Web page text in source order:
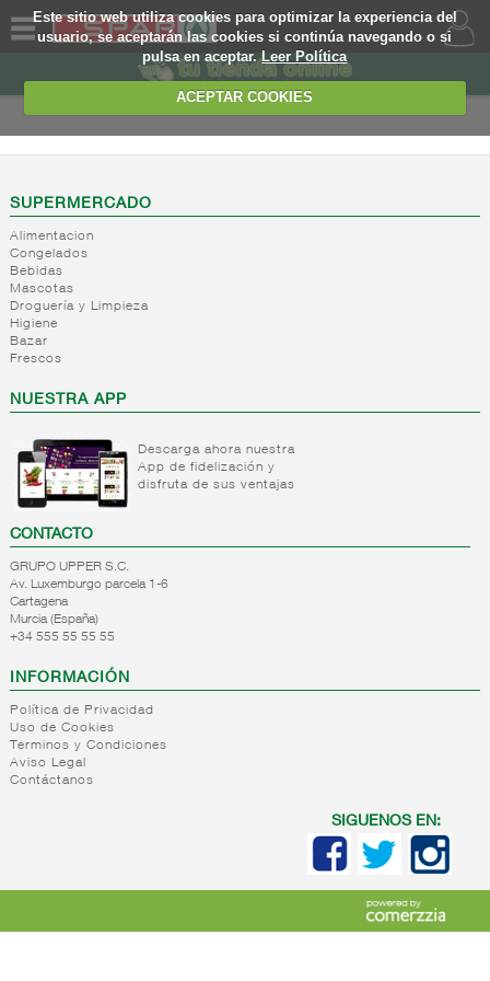
Este sitio web utiliza cookies para optimizar la experiencia del
usuario, se aceptarán las cookies si continúa navegando o si
pulsa en aceptar.Leer Política
ACEPTAR COOKIES
SOMOS
WEB
EJEMPLO
SUPERMERCADO
Alimentacion
Congelados
Bebidas
Mascotas
Droguería y Limpieza
Higiene
Bazar
Frescos
NUESTRA APP
Descarga ahora nuestra
App de fidelización y
disfruta de sus ventajas
CONTACTO
GRUPO UPPER S.C.
Av. Luxemburgo parcela 1-6
Cartagena
Murcia (España)
+34 555 55 55 55
INFORMACIÓN
Política de Privacidad
Uso de Cookies
Terminos y Condiciones
Aviso Legal
Contáctanos
SIGUENOS EN: